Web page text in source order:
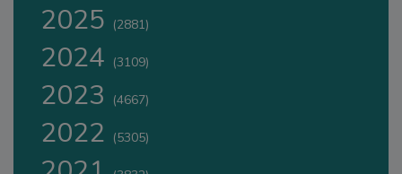
2025 (2881)
2024 (3109)
2023 (4667)
2022 (5305)